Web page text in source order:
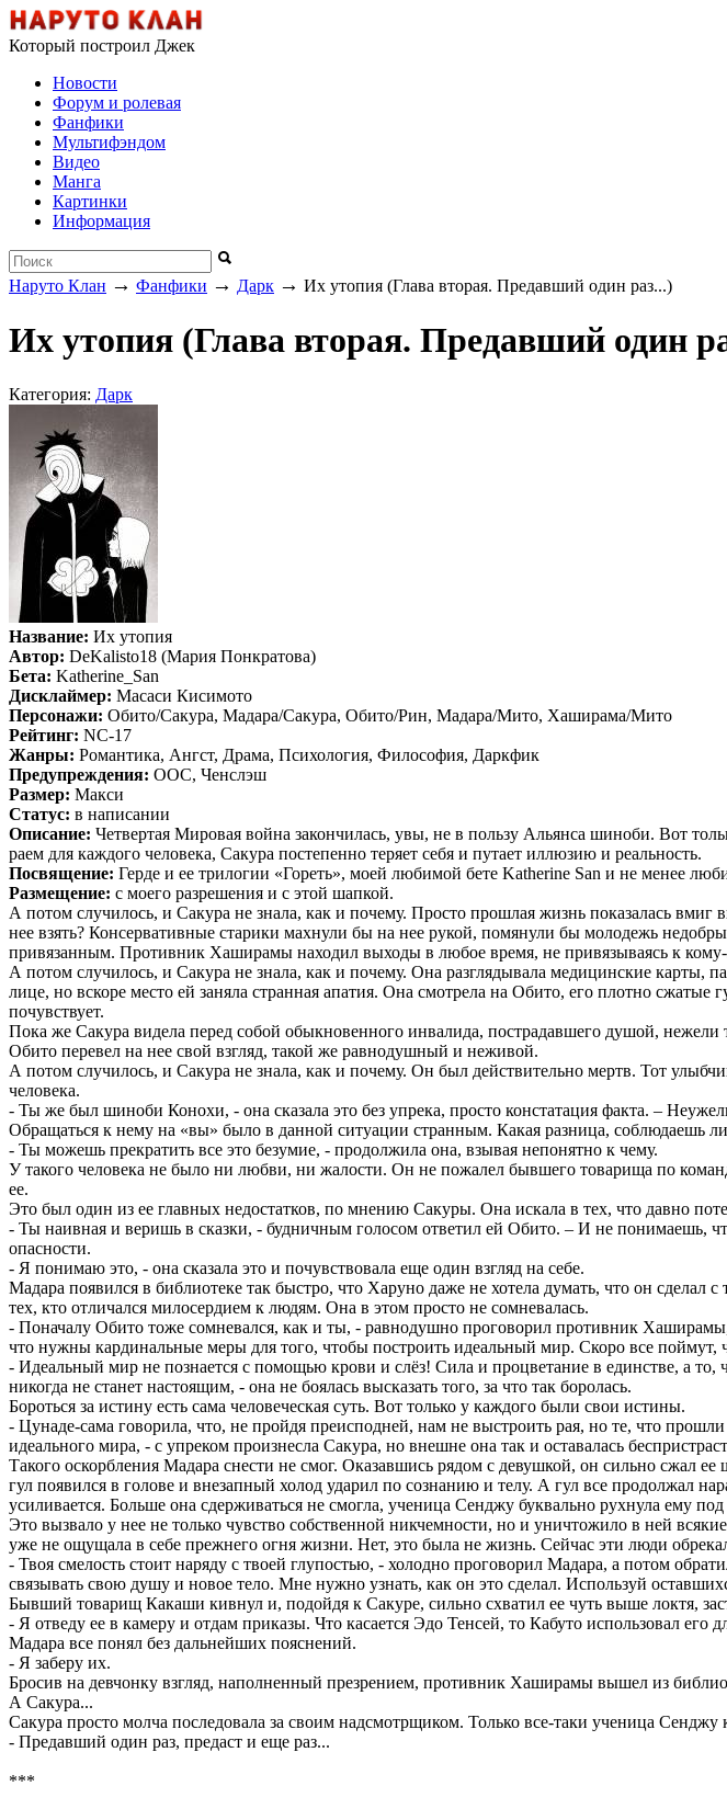
Который построил Джек
Новости
Форум и ролевая
Фанфики
Мультифэндом
Видео
Манга
Картинки
Информация
Наруто Клан → Фанфики → Дарк → Их утопия (Глава вторая. Предавший один раз...)
Их утопия (Глава вторая. Предавший один
Категория: Дарк
Название: Их утопия
Автор: DeKalisto18 (Мария Понкратова)
Бета: Katherine_San
Дисклаймер: Масаси Кисимото
Персонажи: Обито/Сакура, Мадара/Сакура, Обито/Рин, Мадара/Мито, Хаширама/Мито
Рейтинг: NC-17
Жанры: Романтика, Ангст, Драма, Психология, Философия, Даркфик
Предупреждения: OOC, Ченслэш
Размер: Макси
Статус: в написании
Описание: Четвертая Мировая война закончилась, увы, не в пользу Альянса шиноби. Вот
раем для каждого человека, Сакура постепенно теряет себя и путает иллюзию и реальность.
Посвящение: Герде и ее трилогии «Гореть», моей любимой бете Katherine San и не менее
Размещение: с моего разрешения и с этой шапкой.
А потом случилось, и Сакура не знала, как и почему. Просто прошлая жизнь показалась
нее взять? Консервативные старики махнули бы на нее рукой, помянули бы молодежь
привязанным. Противник Хаширамы находил выходы в любое время, не привязываясь к
А потом случилось, и Сакура не знала, как и почему. Она разглядывала медицинские карты,
лице, но вскоре место ей заняла странная апатия. Она смотрела на Обито, его плотно
почувствует.
Пока же Сакура видела перед собой обыкновенного инвалида, пострадавшего душой, нежели
Обито перевел на нее свой взгляд, такой же равнодушный и неживой.
А потом случилось, и Сакура не знала, как и почему. Он был действительно мертв. Тот
человека.
- Ты же был шиноби Конохи, - она сказала это без упрека, просто констатация факта. –
Обращаться к нему на «вы» было в данной ситуации странным. Какая разница, соблюдаешь
- Ты можешь прекратить все это безумие, - продолжила она, взывая непонятно к чему.
У такого человека не было ни любви, ни жалости. Он не пожалел бывшего товарища по
ее.
Это был один из ее главных недостатков, по мнению Сакуры. Она искала в тех, что давно
- Ты наивная и веришь в сказки, - будничным голосом ответил ей Обито. – И не понимаешь,
опасности.
- Я понимаю это, - она сказала это и почувствовала еще один взгляд на себе.
Мадара появился в библиотеке так быстро, что Харуно даже не хотела думать, что он
тех, кто отличался милосердием к людям. Она в этом просто не сомневалась.
- Поначалу Обито тоже сомневался, как и ты, - равнодушно проговорил противник
что нужны кардинальные меры для того, чтобы построить идеальный мир. Скоро все поймут,
- Идеальный мир не познается с помощью крови и слёз! Сила и процветание в единстве, а
никогда не станет настоящим, - она не боялась высказать того, за что так боролась.
Бороться за истину есть сама человеческая суть. Вот только у каждого были свои истины.
- Цунаде-сама говорила, что, не пройдя преисподней, нам не выстроить рая, но те, что
идеального мира, - с упреком произнесла Сакура, но внешне она так и оставалась
Такого оскорбления Мадара снести не смог. Оказавшись рядом с девушкой, он сильно сжал
гул появился в голове и внезапный холод ударил по сознанию и телу. А гул все продолжал
усиливается. Больше она сдерживаться не смогла, ученица Сенджу буквально рухнула ему
Это вызвало у нее не только чувство собственной никчемности, но и уничтожило в ней
уже не ощущала в себе прежнего огня жизни. Нет, это была не жизнь. Сейчас эти люди
- Твоя смелость стоит наряду с твоей глупостью, - холодно проговорил Мадара, а потом
связывать свою душу и новое тело. Мне нужно узнать, как он это сделал. Используй
Бывший товарищ Какаши кивнул и, подойдя к Сакуре, сильно схватил ее чуть выше локтя,
- Я отведу ее в камеру и отдам приказы. Что касается Эдо Тенсей, то Кабуто использовал его
Мадара все понял без дальнейших пояснений.
- Я заберу их.
Бросив на девчонку взгляд, наполненный презрением, противник Хаширамы вышел из
А Сакура...
Сакура просто молча последовала за своим надсмотрщиком. Только все-таки ученица
- Предавший один раз, предаст и еще раз...
***